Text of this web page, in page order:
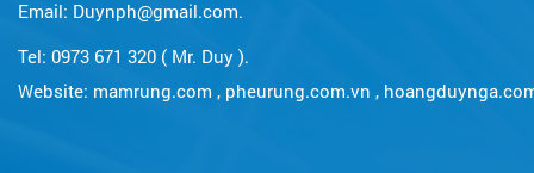
Email: Duynph@gmail.com.
Tel: 0973 671 320 ( Mr. Duy ).
Website: mamrung.com , pheurung.com.vn ,